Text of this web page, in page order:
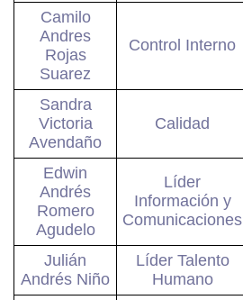
Camilo
Andres
Rojas
Suarez
Control Interno
Sandra
Victoria
Avendaño
Calidad
Edwin
Andrés
Romero
Agudelo
Líder
Información y
Comunicaciones
Julián
Andrés Niño
Líder Talento
Humano